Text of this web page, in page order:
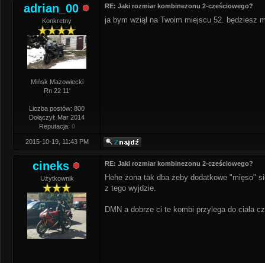
adrian_00
Konkretny
Mińsk Mazowiecki
Rn 22 11'
Liczba postów: 800
Dołączył: Mar 2014
Reputacja: 0
RE: Jaki rozmiar kombinezonu 2-cześciowego?
ja bym wziął na Twoim miejscu 52. będziesz
2015-10-19, 11:43 PM
cineks
Użytkownik
RE: Jaki rozmiar kombinezonu 2-cześciowego?
Hehe żona tak dba żeby dodatkowe "mięso"
z tego wyjdzie.
DMN a dobrze ci te kombi przylega do ciała